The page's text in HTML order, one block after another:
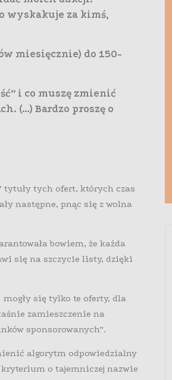
wyskakuje za kimś,
miesięcznie) do 150-
i co muszę zmienić
(…) Bardzo proszę o
tytuły tych ofert, których czas
następne, pnąc się z wolna
bowiem, że każda
się na szczycie listy, dzięki
się tylko te oferty, dla
zamieszczenie na
sponsorowanych”.
algorytm odpowiedzialny
kryterium o tajemniczej nazwie